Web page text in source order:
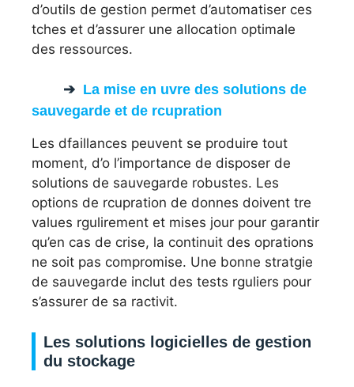
d’outils de gestion permet d’automatiser ces
tches et d’assurer une allocation optimale
des ressources.
La mise en uvre des solutions de
sauvegarde et de rcupration
Les dfaillances peuvent se produire tout
moment, d’o l’importance de disposer de
solutions de sauvegarde robustes. Les
options de rcupration de donnes doivent tre
values rgulirement et mises jour pour garantir
qu’en cas de crise, la continuit des oprations
ne soit pas compromise. Une bonne stratgie
de sauvegarde inclut des tests rguliers pour
s’assurer de sa ractivit.
Les solutions logicielles de gestion
du stockage